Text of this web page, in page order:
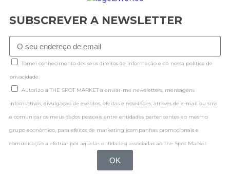
SUBSCREVER A NEWSLETTER
Tomei conhecimento dos seus direitos de informação e da nossa politica de
privacidade.
Autorizo a THE SPOT MARKET a enviar-me newsletters, mensagens
informativas, divulgação de eventos, ofertas e novidades, através de e-mail ou sms
e comunicar os meus dados pessoais entre entidades pertencentes ao mesmo
grupo económico, para efeitos de marketing (campanhas promocionais e
comunicação a efetuar por aquelas entidades) associadas ao The Spot Market.
OK